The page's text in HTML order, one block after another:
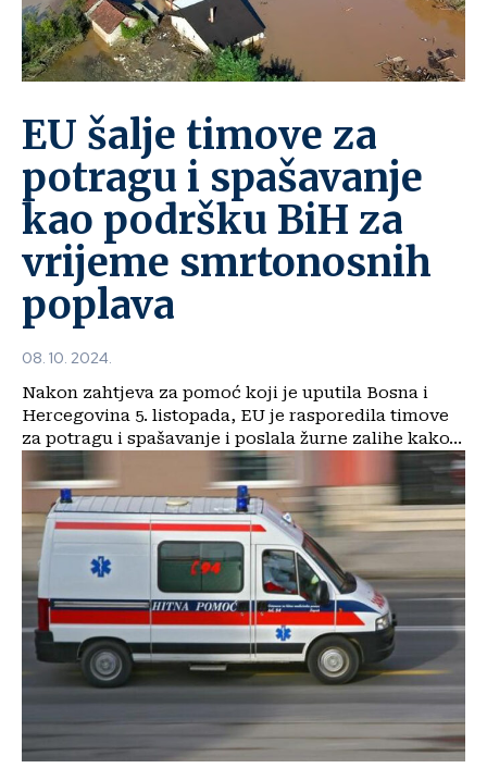
EU šalje timove za
potragu i spašavanje
kao podršku BiH za
vrijeme smrtonosnih
poplava
08. 10. 2024.
Nakon zahtjeva za pomoć koji je uputila Bosna i
Hercegovina 5. listopada, EU je rasporedila timove
za potragu i spašavanje i poslala žurne zalihe kako...